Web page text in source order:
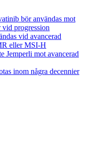
bör användas mot
vid progression
vid avancerad
eller MSI-H
Jemperli mot avancerad
inom några decennier